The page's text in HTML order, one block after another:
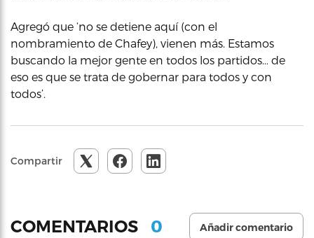
Agregó que ‘no se detiene aquí (con el
nombramiento de Chafey), vienen más. Estamos
buscando la mejor gente en todos los partidos… de
eso es que se trata de gobernar para todos y con
todos’.
Compartir
COMENTARIOS 0 Añadir comentario